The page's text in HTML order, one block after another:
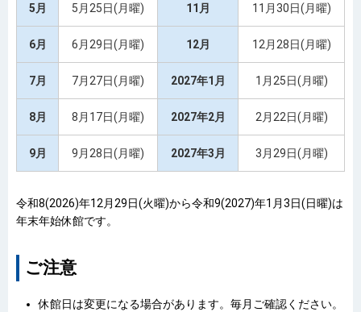
5月 5月25日(月曜) 11月 11月30日(月曜)
6月 6月29日(月曜) 12月 12月28日(月曜)
7月 7月27日(月曜) 2027年1月 1月25日(月曜)
8月 8月17日(月曜) 2027年2月 2月22日(月曜)
9月 9月28日(月曜) 2027年3月 3月29日(月曜)
令和8(2026)年12月29日(火曜)から令和9(2027)年1月3日(日曜)は
年末年始休館です。
ご注意
休館日は変更になる場合があります。毎月ご確認ください。